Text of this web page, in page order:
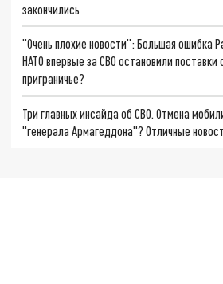
закончились
"Очень плохие новости": Большая ошибка
НАТО впервые за СВО остановили
приграничье?
Три главных инсайда об СВО. Отмена
"генерала Армагеддона"? Отличные